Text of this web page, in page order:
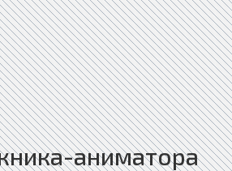
аниматора